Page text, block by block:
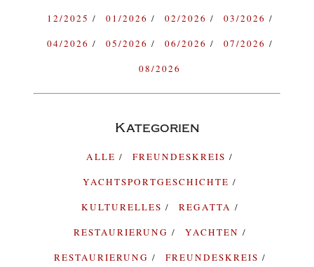
12/2025
01/2026 02/2026
03/2026
04/2026
05/2026 06/2026
07/2026
08/2026
Kategorien
ALLE
FREUNDESKREIS
YACHTSPORTGESCHICHTE
KULTURELLES
REGATTA
RESTAURIERUNG
YACHTEN
RESTAURIERUNG
FREUNDESKREIS